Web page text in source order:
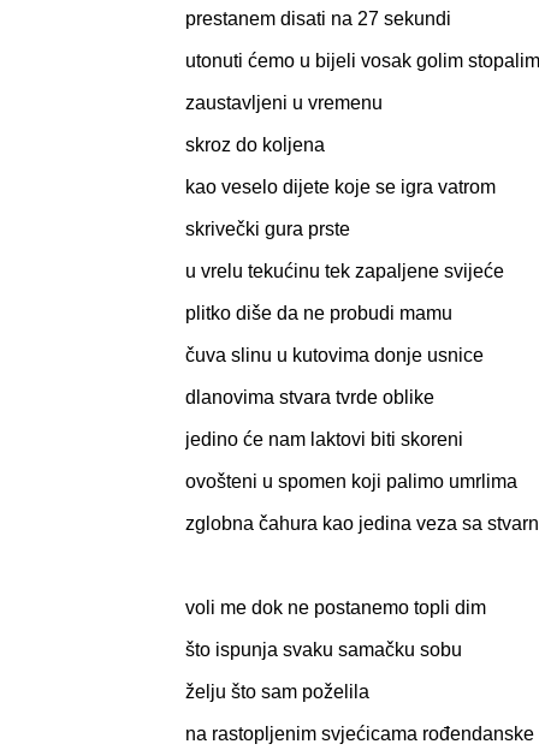
prestanem disati na 27 sekundi
utonuti ćemo u bijeli vosak golim
zaustavljeni u vremenu
skroz do koljena
kao veselo dijete koje se igra vatrom
skrivečki gura prste
u vrelu tekućinu tek zapaljene svijeće
plitko diše da ne probudi mamu
čuva slinu u kutovima donje usnice
dlanovima stvara tvrde oblike
jedino će nam laktovi biti skoreni
ovošteni u spomen koji palimo umrlima
zglobna čahura kao jedina veza sa
voli me dok ne postanemo topli dim
što ispunja svaku samačku sobu
želju što sam poželila
na rastopljenim svjećicama